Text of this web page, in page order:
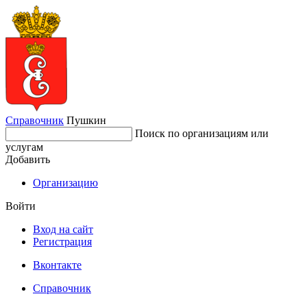
Справочник Пушкин
Поиск по организациям или
услугам
Добавить
Организацию
Войти
Вход на сайт
Регистрация
Вконтакте
Справочник